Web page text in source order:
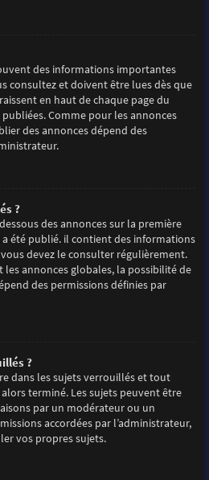
des informations importantes
consultez et doivent être lues dès que
en haut de chaque page du
Comme pour les annonces
des annonces dépend des
?
des annonces sur la première
été publié. il contient des informations
devez le consulter régulièrement.
annonces globales, la possibilité de
des permissions définies par
?
dans les sujets verrouillés et tout
terminé. Les sujets peuvent être
par un modérateur ou un
accordées par l’administrateur,
vos propres sujets.